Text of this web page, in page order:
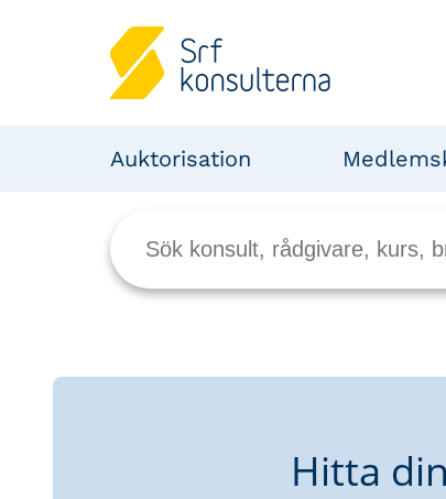
Auktorisation
Hitta din